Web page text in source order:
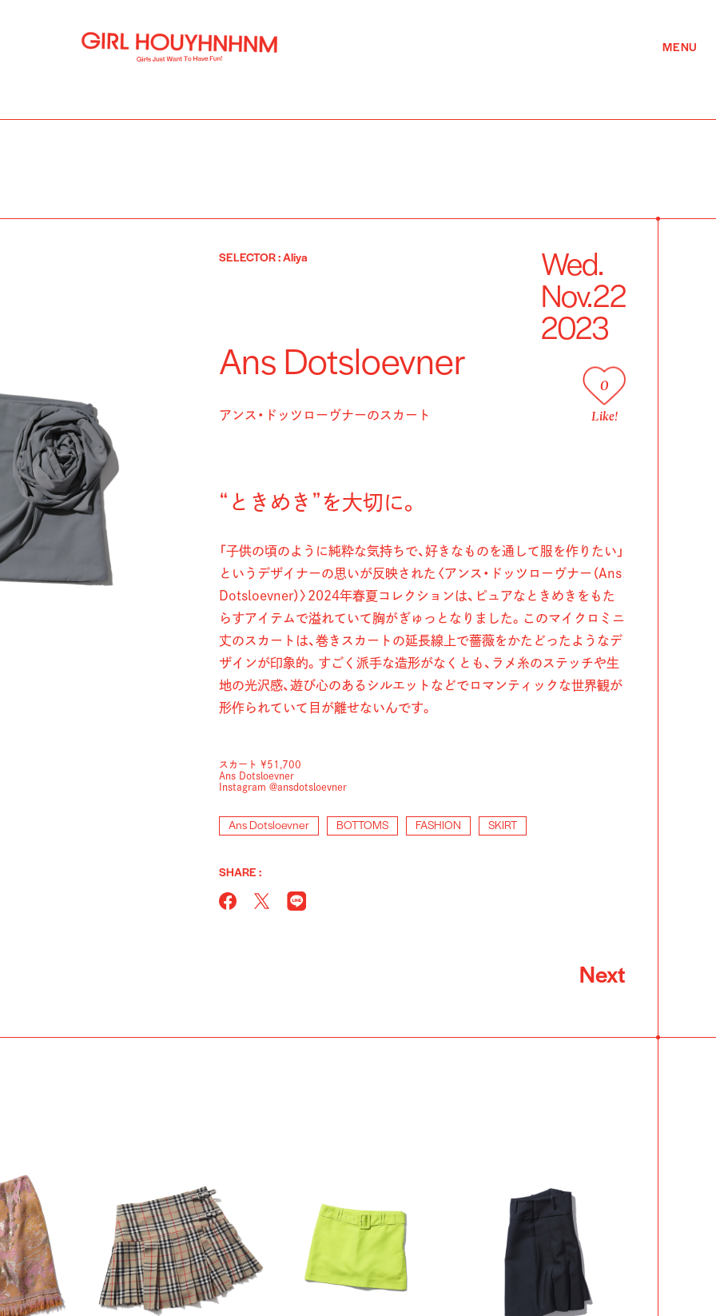
MENU
Wed.
Nov.22
2023
SELECTOR : Aliya
Ans Dotsloevner
アンス・ドッツローヴナーのスカート
0
Like!
“ときめき”を大切に。
「子供の頃のように純粋な気持ちで、好きなものを通して服を作りたい」
というデザイナーの思いが反映された〈アンス・ドッツローヴナー（Ans
Dotsloevner）〉2024年春夏コレクションは、ピュアなときめきをもた
らすアイテムで溢れていて胸がぎゅっとなりました。このマイクロミニ
丈のスカートは、巻きスカートの延長線上で薔薇をかたどったようなデ
ザインが印象的。すごく派手な造形がなくとも、ラメ糸のステッチや生
地の光沢感、遊び心のあるシルエットなどでロマンティックな世界観が
形作られていて目が離せないんです。
スカート ¥51,700
Ans Dotsloevner
Instagram @ansdotsloevner
Ans Dotsloevner BOTTOMS FASHION SKIRT
SHARE :
Next